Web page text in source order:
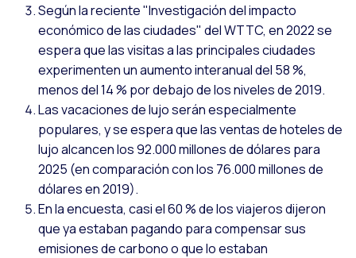
Según la reciente "Investigación del impacto
económico de las ciudades" del WTTC, en 2022 se
espera que las visitas a las principales ciudades
experimenten un aumento interanual del 58 %,
menos del 14 % por debajo de los niveles de 2019.
Las vacaciones de lujo serán especialmente
populares, y se espera que las ventas de hoteles de
lujo alcancen los 92.000 millones de dólares para
2025 (en comparación con los 76.000 millones de
dólares en 2019).
En la encuesta, casi el 60 % de los viajeros dijeron
que ya estaban pagando para compensar sus
emisiones de carbono o que lo estaban